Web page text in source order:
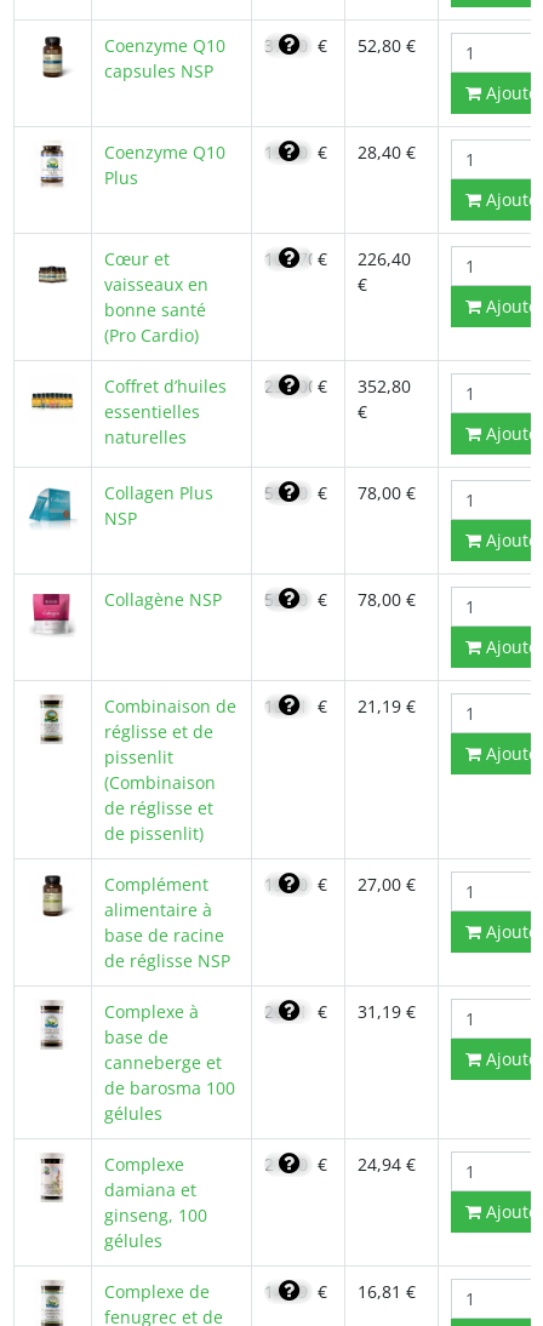
Coenzyme Q10
capsules NSP
37,70 € 52,80 €
Coenzyme Q10
Plus
19,80 € 28,40 €
Cœur et
vaisseaux en
bonne santé
(Pro Cardio)
161,70 €
226,40
€
Coffret d’huiles
essentielles
naturelles
252,00 €
352,80
€
Collagen Plus
NSP
55,70 € 78,00 €
Collagène NSP 55,70 € 78,00 €
Combinaison de
réglisse et de
pissenlit
(Combinaison
de réglisse et
de pissenlit)
18,01 € 21,19 €
Complément
alimentaire à
base de racine
de réglisse NSP
19,50 € 27,00 €
Complexe à
base de
canneberge et
de barosma 100
gélules
26,51 € 31,19 €
Complexe
damiana et
ginseng, 100
gélules
21,20 € 24,94 €
Complexe de
fenugrec et de
14,29 € 16,81 €